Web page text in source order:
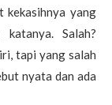
kekasihnya yang
Salah?
tapi yang salah
nyata dan ada